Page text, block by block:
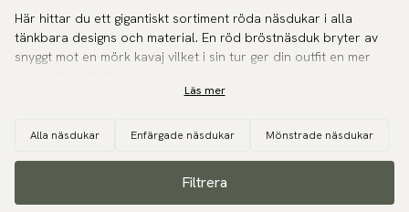
Här hittar du ett gigantiskt sortiment röda näsdukar i alla
tänkbara designs och material. En röd bröstnäsduk bryter av
snyggt mot en mörk kavaj vilket i sin tur ger din outfit en mer
Läs mer
Alla näsdukar Enfärgade näsdukar Mönstrade näsdukar
Filtrera